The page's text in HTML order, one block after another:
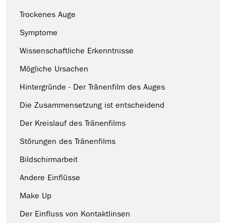
Trockenes Auge
Symptome
Wissenschaftliche Erkenntnisse
Mögliche Ursachen
Hintergründe - Der Tränenfilm des Auges
Die Zusammensetzung ist entscheidend
Der Kreislauf des Tränenfilms
Störungen des Tränenfilms
Bildschirmarbeit
Andere Einflüsse
Make Up
Der Einfluss von Kontaktlinsen